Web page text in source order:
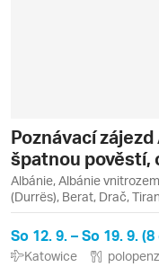
Poznávací
špatnou pověstí,
Albánie, Albánie
(Durrës), Berat, Drač,
So 12. 9. – So 19. 9.
Katowice